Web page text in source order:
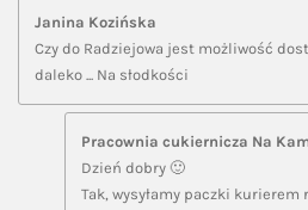
Janina Kozińska
Czy do Radziejowa jest możliwość
daleko ... Na słodkości
Pracownia cukiernicza Na
Dzień dobry 🙂
Tak, wysyłamy paczki kurierem